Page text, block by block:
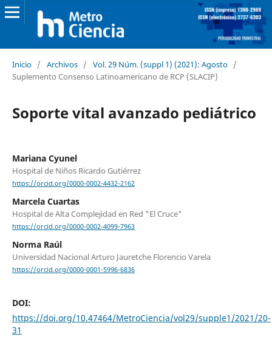
Inicio / Archivos / Vol. 29 Núm. (suppl 1) (2021): Agosto /
Suplemento Consenso Latinoamericano de RCP (SLACIP)
Soporte vital avanzado pediátrico
Mariana Cyunel
Hospital de Niños Ricardo Gutiérrez
https://orcid.org/0000-0002-4432-2162
Marcela Cuartas
Hospital de Alta Complejidad en Red "El Cruce"
https://orcid.org/0000-0002-4099-7963
Norma Raúl
Universidad Nacional Arturo Jauretche Florencio Varela
https://orcid.org/0000-0001-5996-6836
DOI:
https://doi.org/10.47464/MetroCiencia/vol29/supple1/2021/20-
31